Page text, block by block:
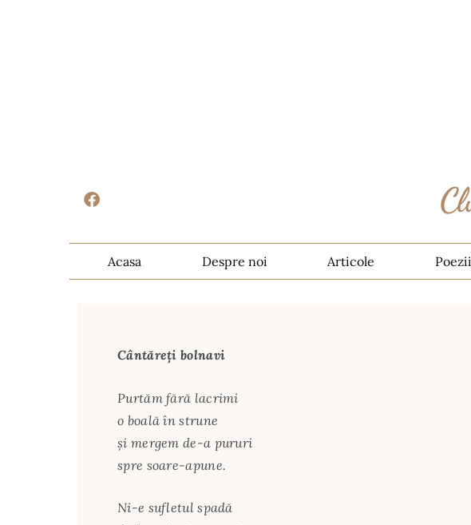
Acasa Despre noi Articole Poezii
Cântăreţi bolnavi
Purtăm fără lacrimi
o boală în strune
şi mergem de-a pururi
spre soare-apune.
Ni-e sufletul spadă